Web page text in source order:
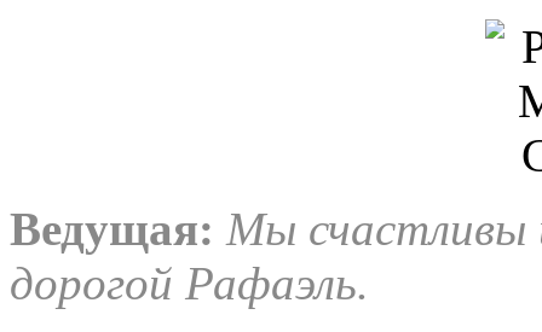
Ведущая: Мы счастливы
дорогой Рафаэль.